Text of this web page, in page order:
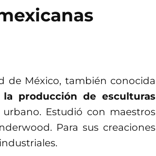
de México, también conocida
producción de esculturas
Estudió con maestros
Para sus creaciones